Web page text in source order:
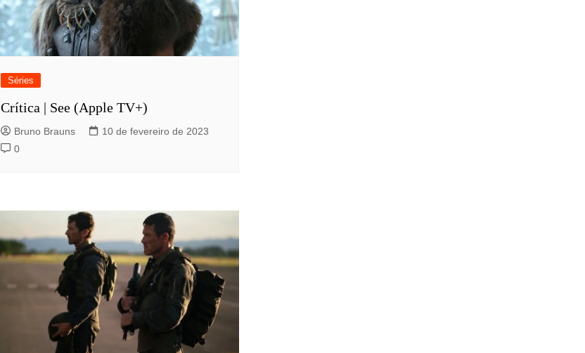
Séries
Crítica | See (Apple TV+)
Bruno Brauns
10 de fevereiro de 2023
0